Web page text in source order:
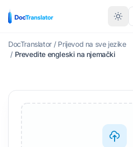
DocTranslator / Prijevod na sve jezike
/ Prevedite engleski na njemački